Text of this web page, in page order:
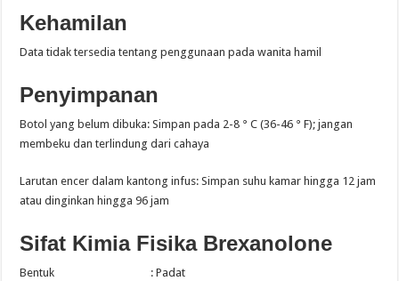
Kehamilan
Data tidak tersedia tentang penggunaan pada wanita hamil
Penyimpanan
Botol yang belum dibuka: Simpan pada 2-8 ° C (36-46 ° F); jangan
membeku dan terlindung dari cahaya
Larutan encer dalam kantong infus: Simpan suhu kamar hingga 12 jam
atau dinginkan hingga 96 jam
Sifat Kimia Fisika Brexanolone
Bentuk : Padat